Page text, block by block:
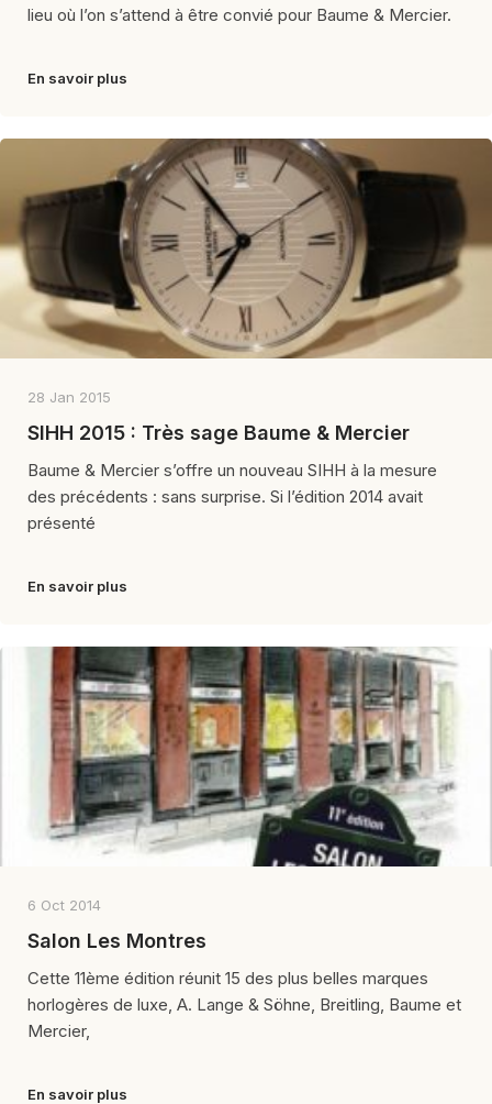
lieu où l’on s’attend à être convié pour Baume & Mercier.
En savoir plus
28 Jan 2015
SIHH 2015 : Très sage Baume & Mercier
Baume & Mercier s’offre un nouveau SIHH à la mesure
des précédents : sans surprise. Si l’édition 2014 avait
présenté
En savoir plus
6 Oct 2014
Salon Les Montres
Cette 11ème édition réunit 15 des plus belles marques
horlogères de luxe, A. Lange & Söhne, Breitling, Baume et
Mercier,
En savoir plus